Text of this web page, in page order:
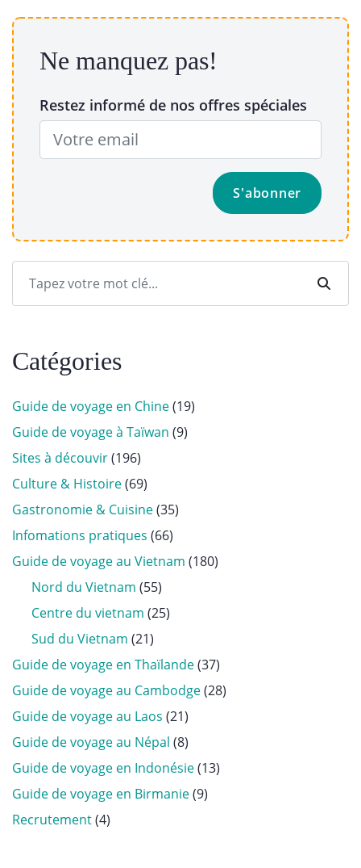
Ne manquez pas!
Restez informé de nos offres spéciales
Catégories
Guide de voyage en Chine(19)
Guide de voyage à Taïwan (9)
Sites à découvir(196)
Culture & Histoire(69)
Gastronomie & Cuisine(35)
Infomations pratiques (66)
Guide de voyage au Vietnam (180)
Nord du Vietnam (55)
Centre du vietnam (25)
Sud du Vietnam (21)
Guide de voyage en Thaïlande(37)
Guide de voyage au Cambodge(28)
Guide de voyage au Laos (21)
Guide de voyage au Népal (8)
Guide de voyage en Indonésie(13)
Guide de voyage en Birmanie(9)
Recrutement(4)